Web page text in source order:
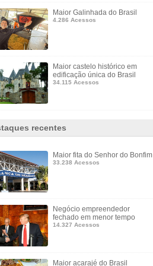
Maior Galinhada do Brasil
4.286 Acessos
Maior castelo histórico em
edificação única do Brasil
34.115 Acessos
recentes
Maior fita do Senhor do Bonfim
33.238 Acessos
Negócio empreendedor
fechado em menor tempo
14.327 Acessos
Maior acarajé do Brasil